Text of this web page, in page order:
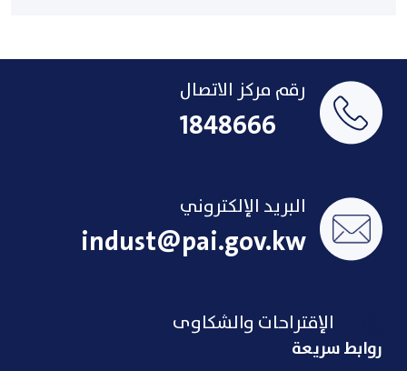
رقم مركز الاتصال
1848666
البريد الإلكتروني
indust@pai.gov.kw
الإقتراحات والشكاوى
روابط سريعة